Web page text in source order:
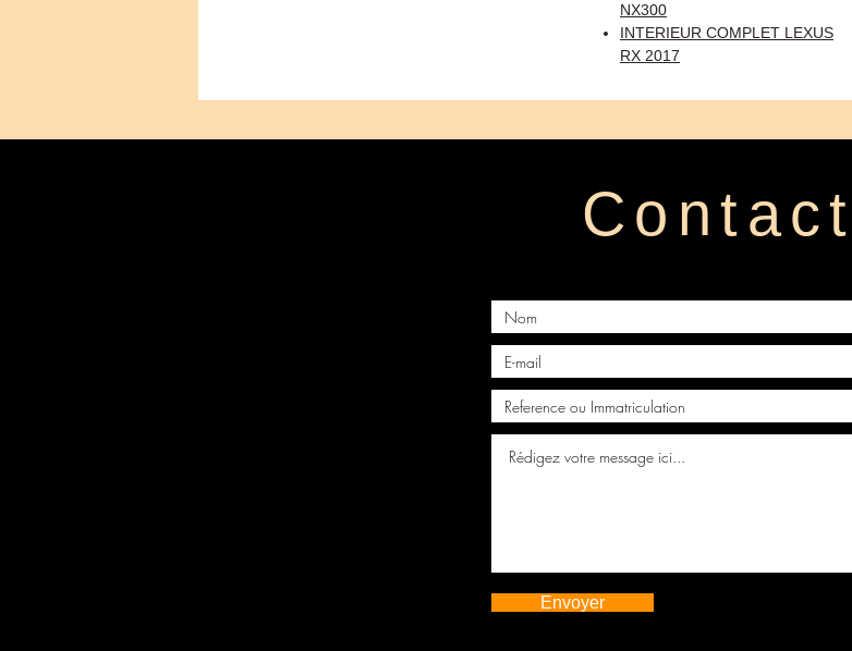
NX300
INTERIEUR COMPLET LEXUS
RX 2017
Contact
Envoyer